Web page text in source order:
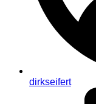
dirkseifert